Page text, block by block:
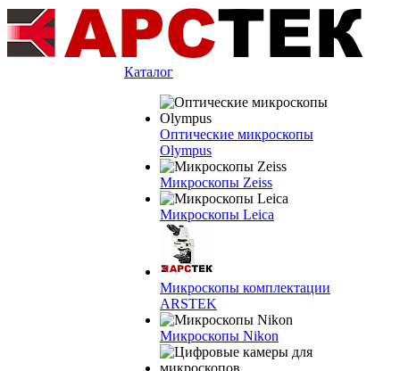
Каталог
Оптические микроскопы
Olympus
Микроскопы Zeiss
Микроскопы Leica
Микроскопы комплектации
ARSTEK
Микроскопы Nikon